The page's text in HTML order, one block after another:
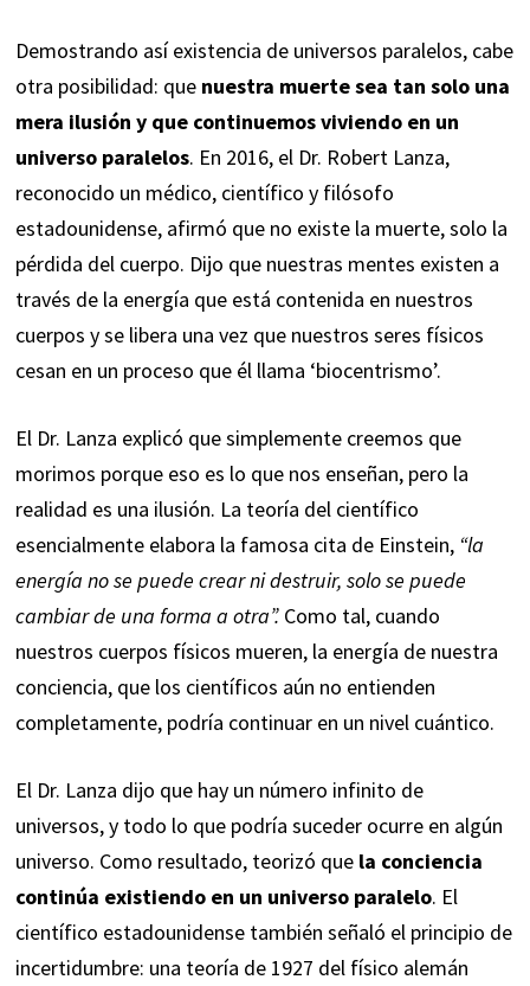
Demostrando así existencia de universos paralelos, cabe
otra posibilidad: que nuestra muerte sea tan solo una
mera ilusión y que continuemos viviendo en un
universo paralelos. En 2016, el Dr. Robert Lanza,
reconocido un médico, científico y filósofo
estadounidense, afirmó que no existe la muerte, solo la
pérdida del cuerpo. Dijo que nuestras mentes existen a
través de la energía que está contenida en nuestros
cuerpos y se libera una vez que nuestros seres físicos
cesan en un proceso que él llama ‘biocentrismo’.
El Dr. Lanza explicó que simplemente creemos que
morimos porque eso es lo que nos enseñan, pero la
realidad es una ilusión. La teoría del científico
esencialmente elabora la famosa cita de Einstein, “la
energía no se puede crear ni destruir, solo se puede
cambiar de una forma a otra”.Como tal, cuando
nuestros cuerpos físicos mueren, la energía de nuestra
conciencia, que los científicos aún no entienden
completamente, podría continuar en un nivel cuántico.
El Dr. Lanza dijo que hay un número infinito de
universos, y todo lo que podría suceder ocurre en algún
universo. Como resultado, teorizó que la conciencia
continúa existiendo en un universo paralelo. El
científico estadounidense también señaló el principio de
incertidumbre: una teoría de 1927 del físico alemán